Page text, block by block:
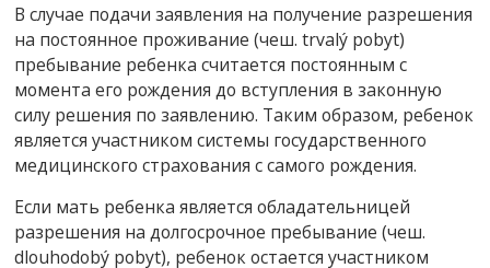
В случае подачи заявления на получение разрешения
на постоянное проживание (чеш. trvalý pobyt)
пребывание ребенка считается постоянным с
момента его рождения до вступления в законную
силу решения по заявлению. Таким образом, ребенок
является участником системы государственного
медицинского страхования с самого рождения.
Если мать ребенка является обладательницей
разрешения на долгосрочное пребывание (чеш.
dlouhodobý pobyt), ребенок остается участником